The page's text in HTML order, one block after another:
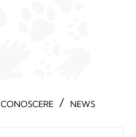
CONOSCERE / NEWS